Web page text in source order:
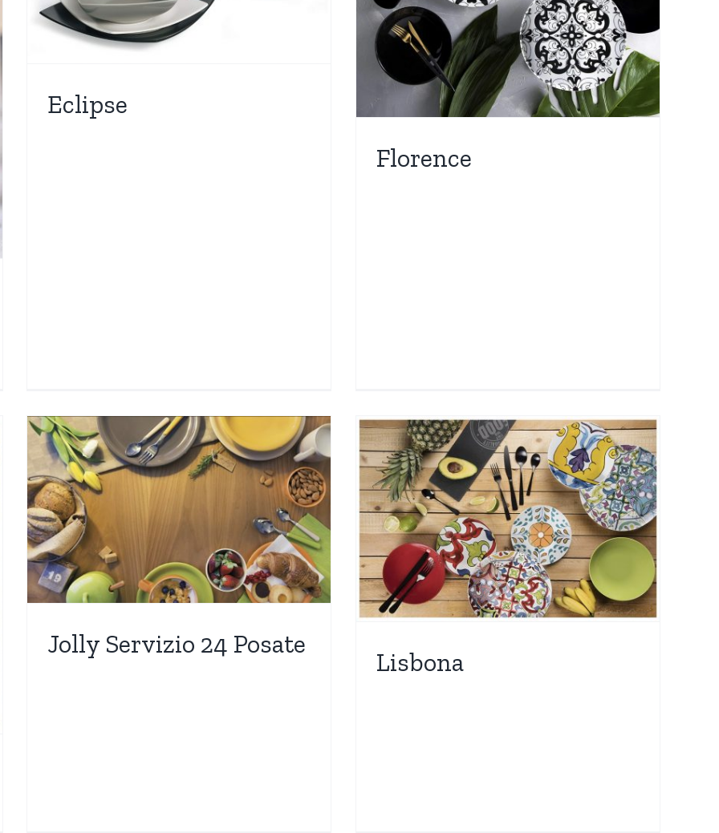
Eclipse
Nuovi Arrivi OGGETTISTICA
Florence
Jolly Servizio 24 Posate
Lisbona
Nuovi Arrivi Più Venduti
Lisbona